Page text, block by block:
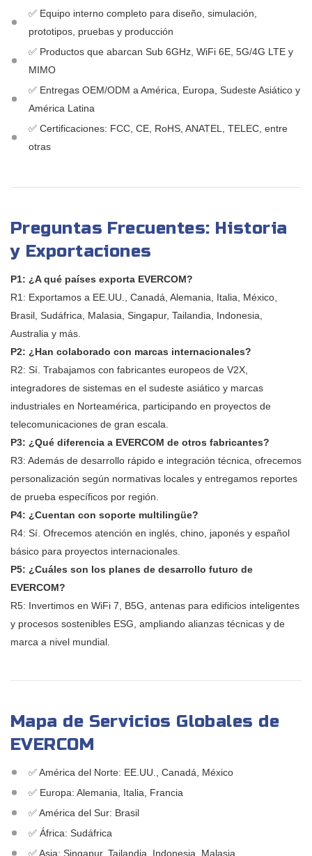
✅ Equipo interno completo para diseño, simulación,
prototipos, pruebas y producción
✅ Productos que abarcan Sub 6GHz, WiFi 6E, 5G/4G LTE y
MIMO
✅ Entregas OEM/ODM a América, Europa, Sudeste Asiático y
América Latina
✅ Certificaciones: FCC, CE, RoHS, ANATEL, TELEC, entre
otras
Preguntas Frecuentes: Historia
y Exportaciones
P1: ¿A qué países exporta EVERCOM?
R1: Exportamos a EE.UU., Canadá, Alemania, Italia, México,
Brasil, Sudáfrica, Malasia, Singapur, Tailandia, Indonesia,
Australia y más.
P2: ¿Han colaborado con marcas internacionales?
R2: Sí. Trabajamos con fabricantes europeos de V2X,
integradores de sistemas en el sudeste asiático y marcas
industriales en Norteamérica, participando en proyectos de
telecomunicaciones de gran escala.
P3: ¿Qué diferencia a EVERCOM de otros fabricantes?
R3: Además de desarrollo rápido e integración técnica, ofrecemos
personalización según normativas locales y entregamos reportes
de prueba específicos por región.
P4: ¿Cuentan con soporte multilingüe?
R4: Sí. Ofrecemos atención en inglés, chino, japonés y español
básico para proyectos internacionales.
P5: ¿Cuáles son los planes de desarrollo futuro de
EVERCOM?
R5: Invertimos en WiFi 7, B5G, antenas para edificios inteligentes
y procesos sostenibles ESG, ampliando alianzas técnicas y de
marca a nivel mundial.
Mapa de Servicios Globales de
EVERCOM
✅ América del Norte: EE.UU., Canadá, México
✅ Europa: Alemania, Italia, Francia
✅ América del Sur: Brasil
✅ África: Sudáfrica
✅ Asia: Singapur, Tailandia, Indonesia, Malasia